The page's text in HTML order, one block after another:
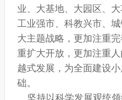
业、大基地、大园区、
工业强市、科教兴市、
大主题战略，更加注重
重扩大开放，更加注重
越式发展，为全面建设
础。